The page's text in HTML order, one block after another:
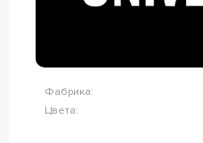
Фабрика:
Цвета: